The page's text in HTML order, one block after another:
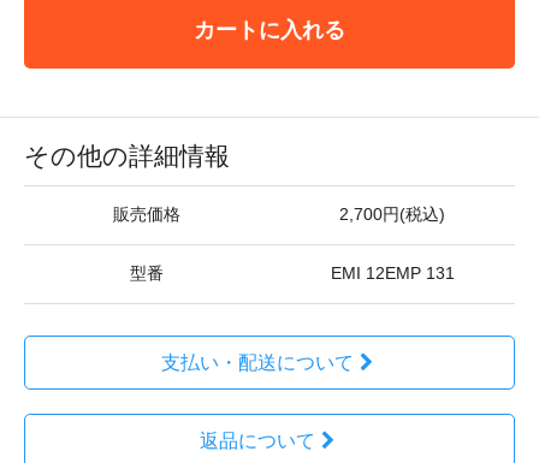
カートに入れる
その他の詳細情報
販売価格 2,700円(税込)
型番 EMI 12EMP 131
支払い・配送について
返品について